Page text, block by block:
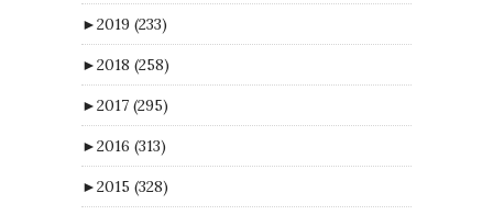
►2019 (233)
►2018 (258)
►2017 (295)
►2016 (313)
►2015 (328)